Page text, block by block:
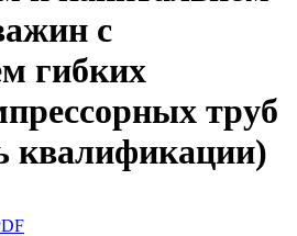
с
гибких
труб
квалификации)